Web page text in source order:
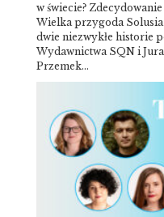
w świecie?
Wielka przygoda
dwie niezwykłe historie
Wydawnictwa SQN i
Przemek…